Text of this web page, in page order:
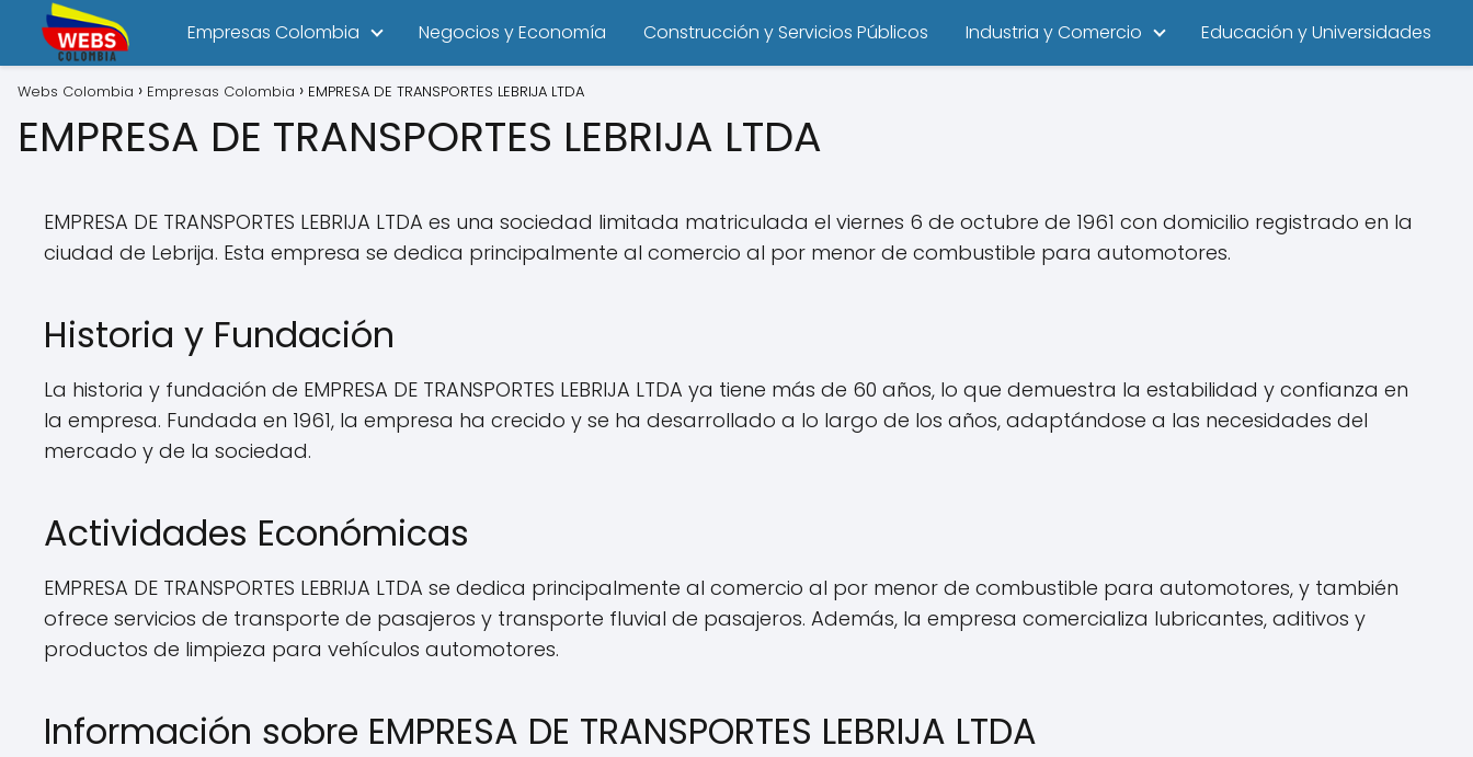
Empresas Colombia Negocios y Economía Construcción y Servicios Públicos Industria y Comercio Educación y Universidades
Webs Colombia Empresas Colombia EMPRESA DE TRANSPORTES LEBRIJA LTDA
EMPRESA DE TRANSPORTES LEBRIJA LTDA
EMPRESA DE TRANSPORTES LEBRIJA LTDA es una sociedad limitada matriculada el viernes 6 de octubre de 1961 con domicilio registrado en la
ciudad de Lebrija. Esta empresa se dedica principalmente al comercio al por menor de combustible para automotores.
Historia y Fundación
La historia y fundación de EMPRESA DE TRANSPORTES LEBRIJA LTDA ya tiene más de 60 años, lo que demuestra la estabilidad y confianza en
la empresa. Fundada en 1961, la empresa ha crecido y se ha desarrollado a lo largo de los años, adaptándose a las necesidades del
mercado y de la sociedad.
Actividades Económicas
EMPRESA DE TRANSPORTES LEBRIJA LTDA se dedica principalmente al comercio al por menor de combustible para automotores, y también
ofrece servicios de transporte de pasajeros y transporte fluvial de pasajeros. Además, la empresa comercializa lubricantes, aditivos y
productos de limpieza para vehículos automotores.
Información sobre EMPRESA DE TRANSPORTES LEBRIJA LTDA